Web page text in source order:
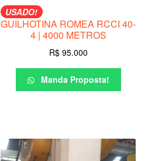
USADO!
GUILHOTINA ROMEA RCCI 40-
4 | 4000 METROS
R$95.000
Manda Proposta!